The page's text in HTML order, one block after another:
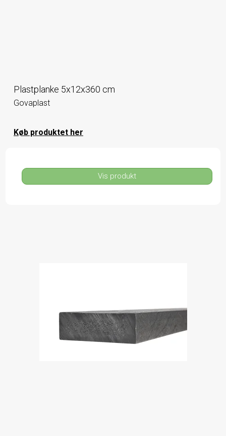
Plastplanke 5x12x360 cm
Govaplast
Køb produktet her
Vis produkt